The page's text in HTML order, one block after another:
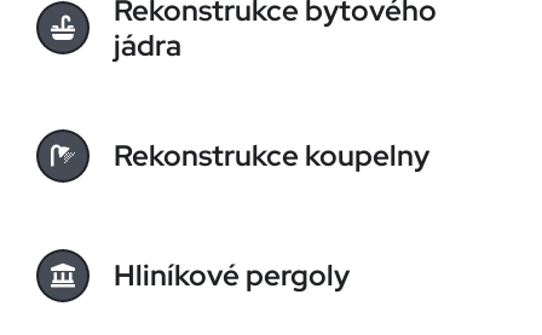
Rekonstrukce bytového
jádra
Rekonstrukce koupelny
Hliníkové pergoly